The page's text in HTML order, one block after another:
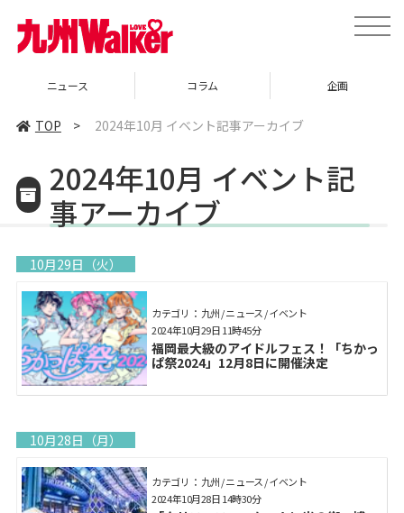
toggle
ニュース コラム 企画
TOP > 2024年10月 イベント記事アーカイブ
2024年10月 イベント記
事アーカイブ
10月29日（火）
カテゴリ： 九州 / ニュース / イベント
福岡最大級のアイドルフェス！「ちかっ
ぱ祭2024」12月8日に開催決定
2024年10月29日 11時45分
10月28日（月）
カテゴリ： 九州 / ニュース / イベント
2024年10月28日 14時30分